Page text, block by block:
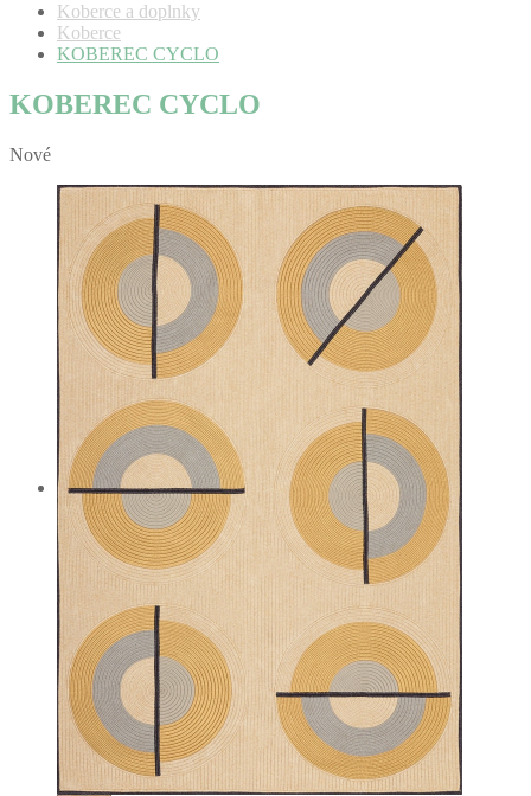
Koberce a doplnky
Koberce
KOBEREC CYCLO
KOBEREC CYCLO
Nové